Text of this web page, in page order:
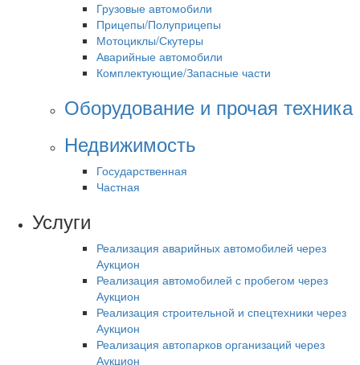
Грузовые автомобили
Прицепы/Полуприцепы
Мотоциклы/Скутеры
Аварийные автомобили
Комплектующие/Запасные части
Оборудование и прочая техника
Недвижимость
Государственная
Частная
Услуги
Реализация аварийных автомобилей через
Аукцион
Реализация автомобилей с пробегом через
Аукцион
Реализация строительной и спецтехники через
Аукцион
Реализация автопарков организаций через
Аукцион